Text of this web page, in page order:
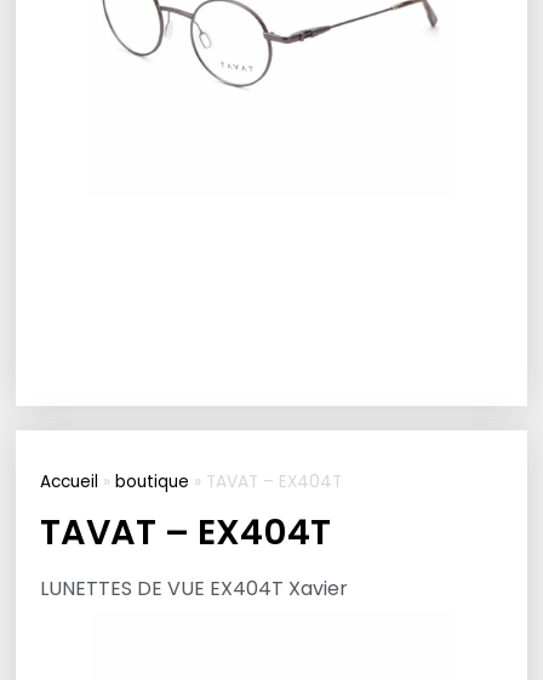
Accueil »boutique » TAVAT – EX404T
TAVAT – EX404T
LUNETTES DE VUE EX404T Xavier